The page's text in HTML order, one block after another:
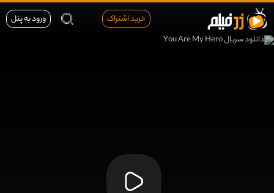
خرید اشتراک ورود به پنل